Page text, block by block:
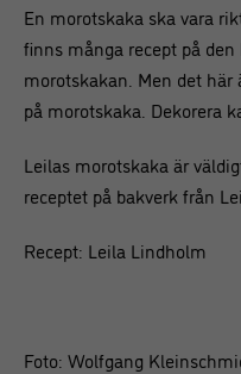
En morotskaka ska vara
finns många recept på
morotskakan. Men det här
på morotskaka. Dekorera
Leilas morotskaka är
receptet på bakverk från
Recept: Leila Lindholm
Foto: Wolfgang